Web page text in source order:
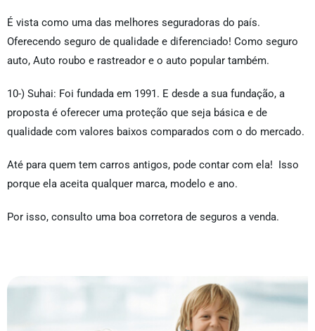
É vista como uma das melhores seguradoras do país.
Oferecendo seguro de qualidade e diferenciado! Como seguro
auto, Auto roubo e rastreador e o auto popular também.
10-) Suhai: Foi fundada em 1991. E desde a sua fundação, a
proposta é oferecer uma proteção que seja básica e de
qualidade com valores baixos comparados com o do mercado.
Até para quem tem carros antigos, pode contar com ela! Isso
porque ela aceita qualquer marca, modelo e ano.
Por isso, consulto uma boa corretora de seguros a venda.